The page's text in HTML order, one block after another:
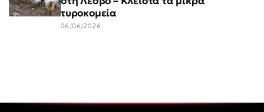
τυροκομεία
06/06/2026